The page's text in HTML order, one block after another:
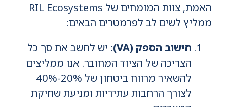
האמת, צוות המומחים של RIL Ecosystems
ממליץ לשים לב לפרמטרים הבאים:
חישוב הספק (VA):
יש לחשב את סך כל
הצריכה של הציוד המחובר. אנו ממליצים
להשאיר מרווח ביטחון של 20%-40%
לצורך הרחבות עתידיות ומניעת שחיקת